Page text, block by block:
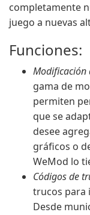
completamente
juego a nuevas
Funciones:
Modificación
gama de
permiten
que se
desee
gráficos o
WeMod lo
Códigos de
trucos para
Desde